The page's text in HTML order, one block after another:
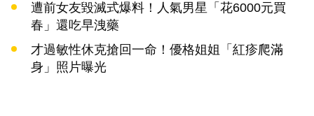
遭前女友毀滅式爆料！人氣男星「花6000元買
春」還吃早洩藥
才過敏性休克搶回一命！優格姐姐「紅疹爬滿
身」照片曝光